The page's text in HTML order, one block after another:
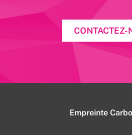
CONTACTEZ-
Empreinte